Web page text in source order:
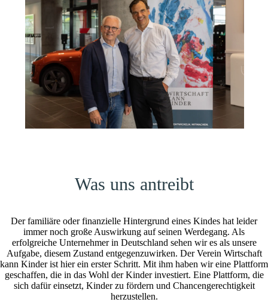
Was uns antreibt
Der familiäre oder finanzielle Hintergrund eines Kindes hat leider
immer noch große Auswirkung auf seinen Werdegang. Als
erfolgreiche Unternehmer in Deutschland sehen wir es als unsere
Aufgabe, diesem Zustand entgegenzuwirken. Der Verein Wirtschaft
kann Kinder ist hier ein erster Schritt. Mit ihm haben wir eine Plattform
geschaffen, die in das Wohl der Kinder investiert. Eine Plattform, die
sich dafür einsetzt, Kinder zu fördern und Chancengerechtigkeit
herzustellen.